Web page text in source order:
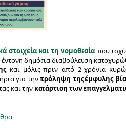
στοιχείακαι τη νομοθεσία που
έντονη δημόσια διαβούλευση
και μόλις πριν από 2 χρόνια
για τηνπρόληψη της έμφυλης
και την κατάρτιση των